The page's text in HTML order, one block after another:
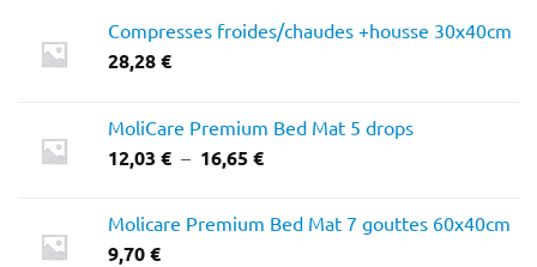
Compresses froides/chaudes +housse 30x40cm
28,28€
MoliCare Premium Bed Mat 5 drops
12,03 € – 16,65€Plage
12,03 €
Molicare Premium Bed Mat 7 gouttes 60x40cm
9,70€